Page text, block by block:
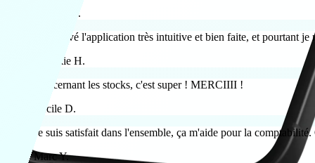
Thierry D.
J'ai trouvé l'application très intuitive et bien faite, et pourtant
Nathalie H.
Concernant les stocks, c'est super ! MERCIIII !
Cécile D.
Je suis satisfait dans l'ensemble, ça m'aide pour la
Marc Y.